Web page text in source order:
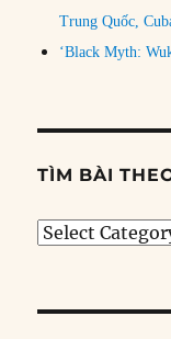
Trung Quốc,
‘Black Myth:
TÌM BÀI
Tìm